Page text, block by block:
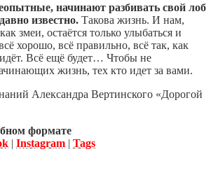
начинают разбивать свой лоб
известно. Такова жизнь. И нам,
змеи, остаётся только улыбаться и
хорошо, всё правильно, всё так, как
Всё ещё будет… Чтобы не
жизнь, тех кто идет за вами.
Александра Вертинского «Дорогой
формате
| Instagram | Tags